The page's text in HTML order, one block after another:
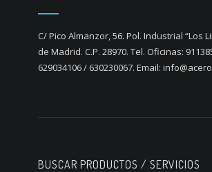
C/ Pico Almanzor, 56. Pol. Industrial “Los
de Madrid. C.P. 28970. Tel. Oficinas:
629034106 / 630230067. Email:
BUSCAR PRODUCTOS / SERVICIOS